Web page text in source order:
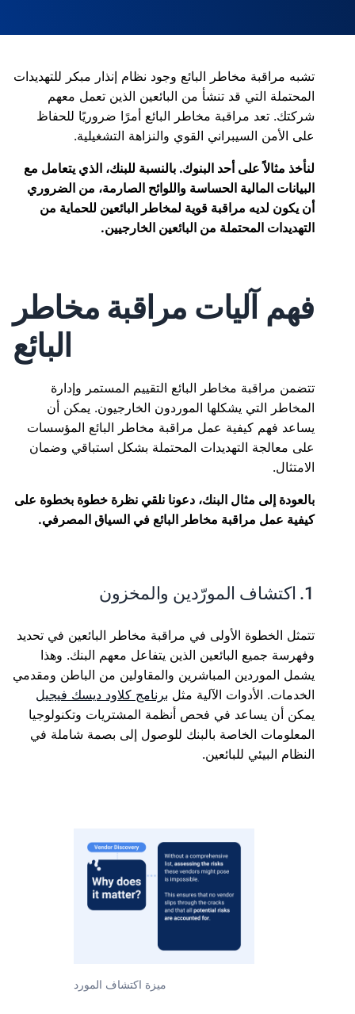
تشبه مراقبة مخاطر البائع وجود نظام إنذار مبكر للتهديدات
المحتملة التي قد تنشأ من البائعين الذين تعمل معهم
شركتك. تعد مراقبة مخاطر البائع أمرًا ضروريًا للحفاظ
على الأمن السيبراني القوي والنزاهة التشغيلية.
لنأخذ مثالاً على أحد البنوك. بالنسبة للبنك، الذي يتعامل مع
البيانات المالية الحساسة واللوائح الصارمة، من الضروري
أن يكون لديه مراقبة قوية لمخاطر البائعين للحماية من
التهديدات المحتملة من البائعين الخارجيين.
فهم آليات مراقبة مخاطر
البائع
تتضمن مراقبة مخاطر البائع التقييم المستمر وإدارة
المخاطر التي يشكلها الموردون الخارجيون. يمكن أن
يساعد فهم كيفية عمل مراقبة مخاطر البائع المؤسسات
على معالجة التهديدات المحتملة بشكل استباقي وضمان
الامتثال.
بالعودة إلى مثال البنك، دعونا نلقي نظرة خطوة بخطوة على
كيفية عمل مراقبة مخاطر البائع في السياق المصرفي.
1. اكتشاف المورّدين والمخزون
تتمثل الخطوة الأولى في مراقبة مخاطر البائعين في تحديد
وفهرسة جميع البائعين الذين يتفاعل معهم البنك. وهذا
يشمل الموردين المباشرين والمقاولين من الباطن ومقدمي
الخدمات. الأدوات الآلية مثل برنامج كلاود ديسك فيجيل
يمكن أن يساعد في فحص أنظمة المشتريات وتكنولوجيا
المعلومات الخاصة بالبنك للوصول إلى بصمة شاملة في
النظام البيئي للبائعين.
ميزة اكتشاف المورد